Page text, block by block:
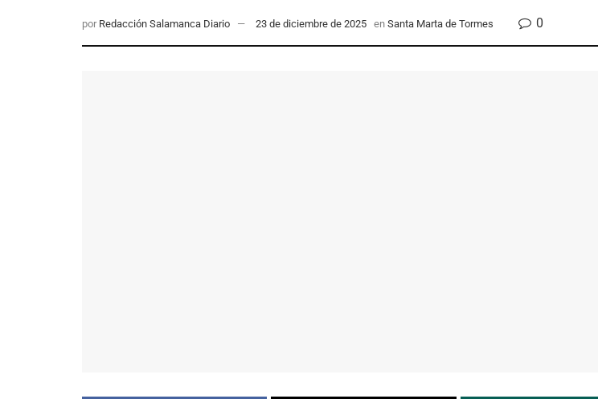
por Redacción Salamanca Diario 23 de diciembre de 2025 en Santa Marta de Tormes 0